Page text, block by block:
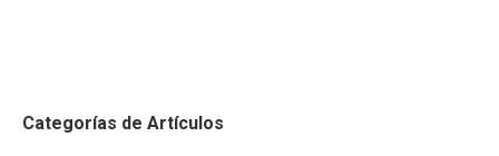
Categorías de Artículos